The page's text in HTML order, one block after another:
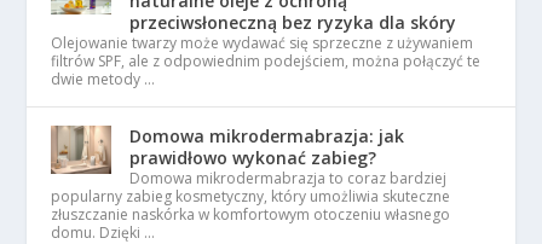
przeciwsłoneczną bez ryzyka dla skóry
Olejowanie twarzy może wydawać się sprzeczne z używaniem
filtrów SPF, ale z odpowiednim podejściem, można połączyć te
dwie metody …
Domowa mikrodermabrazja: jak
prawidłowo wykonać zabieg?
Domowa mikrodermabrazja to coraz bardziej
popularny zabieg kosmetyczny, który umożliwia skuteczne
złuszczanie naskórka w komfortowym otoczeniu własnego
domu. Dzięki …